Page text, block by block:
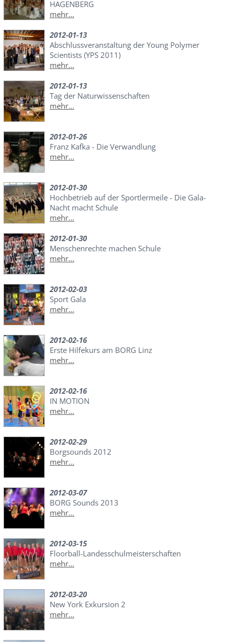
HAGENBERG
mehr...
2012-01-13
Abschlussveranstaltung der Young Polymer
Scientists (YPS 2011)
mehr...
2012-01-13
Tag der Naturwissenschaften
mehr...
2012-01-26
Franz Kafka - Die Verwandlung
mehr...
2012-01-30
Hochbetrieb auf der Sportlermeile - Die Gala-
Nacht macht Schule
mehr...
2012-01-30
Menschenrechte machen Schule
mehr...
2012-02-03
Sport Gala
mehr...
2012-02-16
Erste Hilfekurs am BORG Linz
mehr...
2012-02-16
IN MOTION
mehr...
2012-02-29
Borgsounds 2012
mehr...
2012-03-07
BORG Sounds 2013
mehr...
2012-03-15
Floorball-Landesschulmeisterschaften
mehr...
2012-03-20
New York Exkursion 2
mehr...